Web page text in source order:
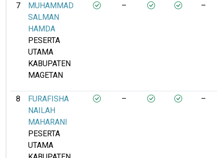
7
MUHAMMAD
SALMAN
HAMDA
PESERTA
UTAMA
KABUPATEN
MAGETAN
– –
8
FURAFISHA
NAILAH
MAHARANI
PESERTA
UTAMA
– –